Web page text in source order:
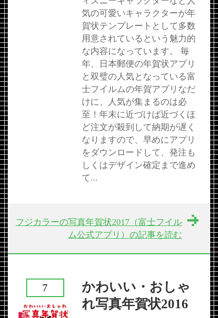
気の可愛いキャラクターが年
賀状テンプレートとして多数
用意されているという魅力的
な内容になっています。 毎
年、日本郵便の年賀状アプリ
と双璧の人気となっている富
士フイルムの年賀アプリなだ
けに、人気が集まるのは必
至！年末に近づけば近づくほ
ど注文が殺到して納期が遅く
なりますので、早めにアプリ
をダウンロードして、発注も
しくはデザイン確定まで進め
て...
フジカラーの写真年賀状2017（富士フイル
ム公式アプリ）の記事を読む
かわいい・おしゃ
れ写真年賀状2016
7